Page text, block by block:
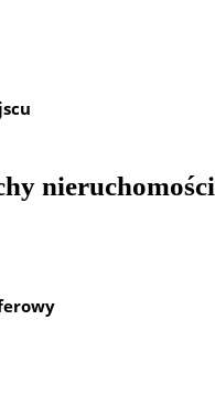
nieruchomości